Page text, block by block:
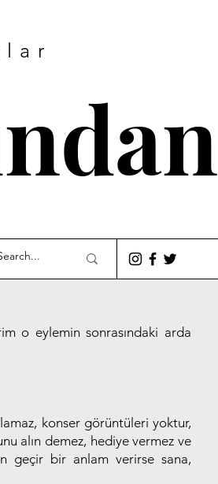
o eylemin sonrasındaki arda
konser görüntüleri yoktur,
alın demez, hediye vermez ve
geçir bir anlam verirse sana,